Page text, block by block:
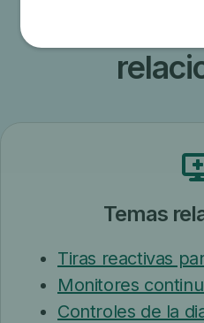
Temas
Tiras reactivas
Monitores
Controles de la